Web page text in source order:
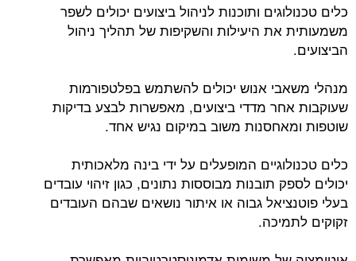
כלים טכנולוגים ותוכנות לניהול ביצועים יכולים לשפר
משמעותית את היעילות והשקיפות של תהליך ניהול
הביצועים.
מנהלי משאבי אנוש יכולים להשתמש בפלטפורמות
שעוקבות אחר מדדי ביצועים, מאפשרות לבצע בדיקות
שוטפות ומאחסנות משוב במיקום נגיש אחד.
כלים טכנולוגיים המופעלים על ידי בינה מלאכותית
יכולים לספק תובנות מבוססות נתונים, כגון זיהוי עובדים
בעלי פוטנציאל גבוה או איתור נושאים שבהם העובדים
זקוקים לתמיכה.